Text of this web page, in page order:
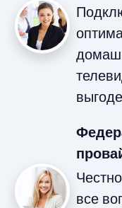
все